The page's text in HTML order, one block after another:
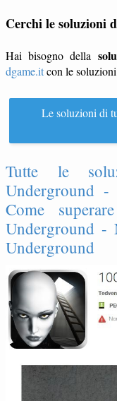
Cerchi le soluzioni
Hai bisogno della
dgame.itcon le
Le soluzioni di
Tutte le
Underground
Come
Underground
Underground